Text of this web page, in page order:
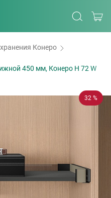
Конеро
450 мм, Конеро H 72 W
32 %